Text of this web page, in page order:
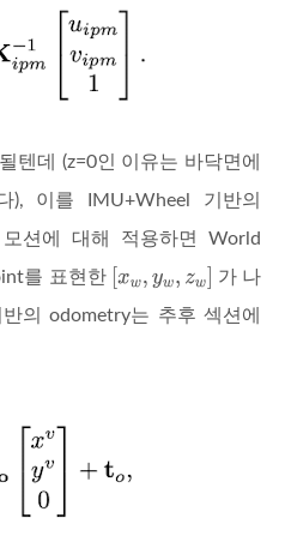
텐데 (z=0인 이유는 바닥면에
), 이를 IMU+Wheel 기반의
션에 대해 적용하면 World
를 표현한
가 나
의 odometry는 추후 섹션에